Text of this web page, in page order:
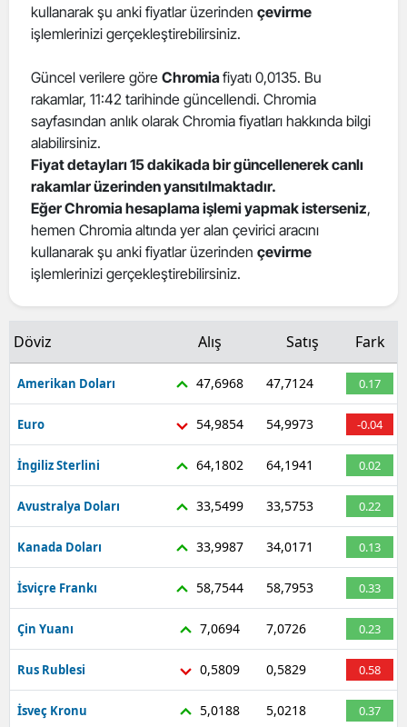
kullanarak şu anki fiyatlar üzerinden çevirme
işlemlerinizi gerçekleştirebilirsiniz.
Güncel verilere göre Chromiafiyatı 0,0135. Bu
rakamlar, 11:42 tarihinde güncellendi. Chromia
sayfasından anlık olarak Chromia fiyatları hakkında bilgi
alabilirsiniz.
Fiyat detayları 15 dakikada bir güncellenerek canlı
rakamlar üzerinden yansıtılmaktadır.
Eğer Chromia hesaplama işlemi yapmak isterseniz,
hemen Chromia altında yer alan çevirici aracını
kullanarak şu anki fiyatlar üzerinden çevirme
işlemlerinizi gerçekleştirebilirsiniz.
Döviz Alış Satış Fark
Amerikan Doları 47,6968 47,7124 0.17
Euro 54,9854 54,9973 -0.04
İngiliz Sterlini 64,1802 64,1941 0.02
Avustralya Doları 33,5499 33,5753 0.22
Kanada Doları 33,9987 34,0171 0.13
İsviçre Frankı 58,7544 58,7953 0.33
Çin Yuanı 7,0694 7,0726 0.23
Rus Rublesi 0,5809 0,5829 0.58
İsveç Kronu 5,0188 5,0218 0.37